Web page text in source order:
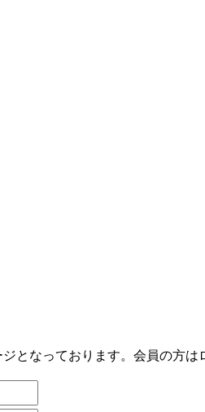
となっております。会員の方は